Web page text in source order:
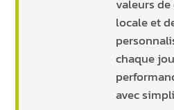
valeurs de
locale et
chaque
avec